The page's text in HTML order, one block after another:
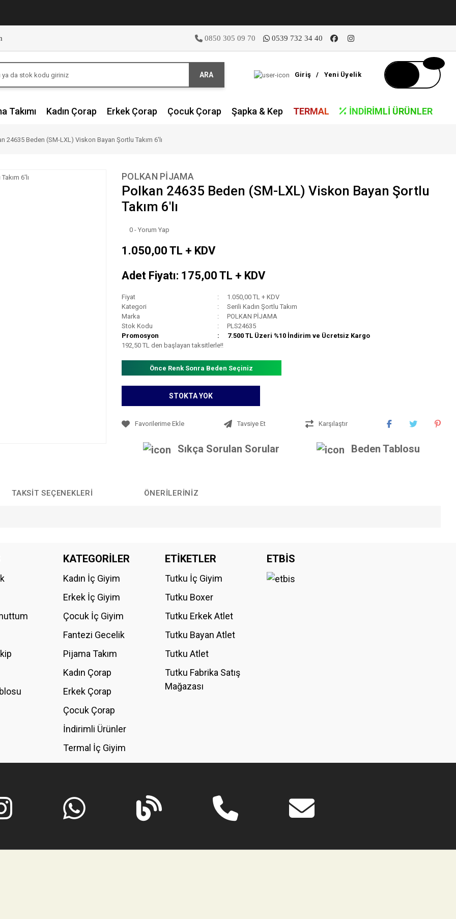
0850 305 09 70 0539 732 34 40
ARA Giriş / Yeni Üyelik
Takımı Kadın Çorap Erkek Çorap Çocuk Çorap Şapka & Kep TERMAL İNDIRIMLI ÜRÜNLER
24635 Beden (SM-LXL) Viskon Bayan Şortlu Takım 6'lı
POLKAN PİJAMA
Polkan 24635 Beden (SM-LXL) Viskon Bayan Şortlu
Takım 6'lı
0 - Yorum Yap
1.050,00 TL + KDV
Adet Fiyatı: 175,00 TL + KDV
Fiyat
1.050,00 TL + KDV
Kategori
Serili Kadın Şortlu Takım
Marka
POLKAN PİJAMA
Stok Kodu
PLS24635
Promosyon
7.500 TL Üzeri %10 İndirim ve Ücretsiz Kargo
192,50 TL den başlayan taksitlerle!!
Önce Renk Sonra Beden Seçiniz
STOKTA YOK
Tavsiye Et Karşılaştır
Sıkça Sorulan Sorular Beden Tablosu
TAKSIT SEÇENEKLERI ÖNERILERINIZ
Bu ürüne ilk yorumu siz yapın!
KATEGORİLER
Kadın İç Giyim
Erkek İç Giyim
Çocuk İç Giyim
Fantezi Gecelik
Pijama Takım
Kadın Çorap
Erkek Çorap
Çocuk Çorap
İndirimli Ürünler
Termal İç Giyim
ETİKETLER
Tutku İç Giyim
Tutku Boxer
Tutku Erkek Atlet
Tutku Bayan Atlet
Tutku Atlet
Tutku Fabrika Satış
Mağazası
ETBİS